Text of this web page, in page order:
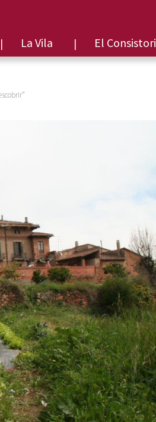
La Vila El Consistori